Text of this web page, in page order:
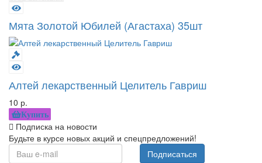
Мята Золотой Юбилей (Агастаха) 35шт
Алтей лекарственный Целитель Гавриш
10 р.
Купить
Подписка на новости
Будьте в курсе новых акций и спецпредложений!
Подписаться